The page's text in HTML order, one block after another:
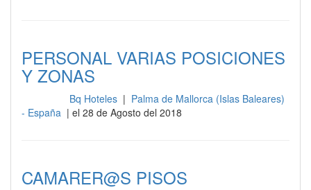
PERSONAL VARIAS POSICIONES
Y ZONAS
Bq Hoteles | Palma de Mallorca (Islas Baleares)
- España | el 28 de Agosto del 2018
CAMARER@S PISOS